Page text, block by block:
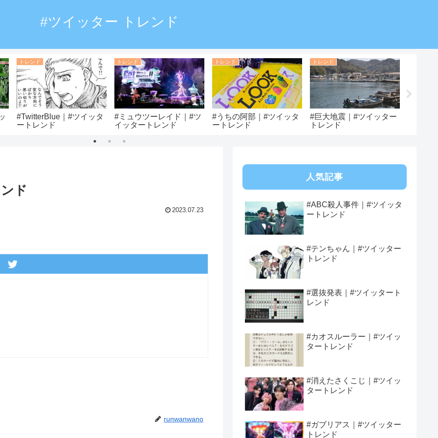
#ツイッター トレンド
トレンド
#TwitterBlue｜#ツイッタ
ートレンド
トレンド
#ミュウツーレイド｜#ツ
イッタートレンド
トレンド
#うちの阿部｜#ツイッタ
ートレンド
トレンド
#巨大地震｜#ツイッター
トレンド
ド
2023.07.23
runwanwano
人気記事
#ABC殺人事件｜#ツイッタ
ートレンド
#テンちゃん｜#ツイッター
トレンド
#選抜発表｜#ツイッタート
レンド
#カオスルーラー｜#ツイッ
タートレンド
#消えたさくこじ｜#ツイッ
タートレンド
#ガブリアス｜#ツイッター
トレンド